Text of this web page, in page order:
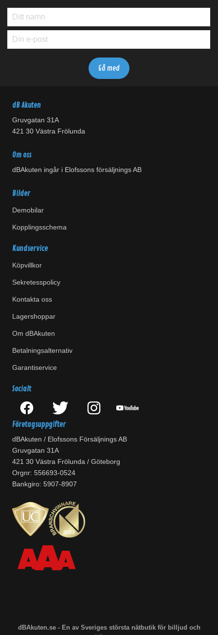
dB Akuten
Gruvgatan 31A
421 30 Västra Frölunda
Om oss
dBAkuten ingår i Elofssons försäljnings AB
Bilder
Demobilar
Kopplingsschema
Kundservice
Köpvillkor
Sekretesspolicy
Kontakta oss
Lagershoppar
Om dBAkuten
Betalningsalternativ
Garantiservice
Socialt
Företagsuppgifter
dBAkuten / Elofssons Försäljnings AB
Gruvgatan 31A
421 30 Västra Frölunda / Göteborg
Orgnr: 556693-0524
Bankgiro: 5907-8907
dBAkuten.se - En av Sveriges största nätbutik för billjud och